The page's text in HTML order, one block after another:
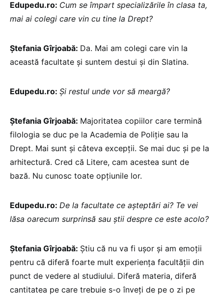
Edupedu.ro: Cum se împart specializările în clasa ta,
mai ai colegi care vin cu tine la Drept?
Ștefania Gîrjoabă: Da. Mai am colegi care vin la
această facultate și suntem destui și din Slatina.
Edupedu.ro: Și restul unde vor să meargă?
Ștefania Gîrjoabă: Majoritatea copiilor care termină
filologia se duc pe la Academia de Poliție sau la
Drept. Mai sunt și câteva excepții. Se mai duc și pe la
arhitectură. Cred că Litere, cam acestea sunt de
bază. Nu cunosc toate opțiunile lor.
Edupedu.ro: De la facultate ce așteptări ai? Te vei
lăsa oarecum surprinsă sau știi despre ce este acolo?
Ștefania Gîrjoabă: Știu că nu va fi ușor și am emoții
pentru că diferă foarte mult experiența facultății din
punct de vedere al studiului. Diferă materia, diferă
cantitatea pe care trebuie s-o înveți de pe o zi pe